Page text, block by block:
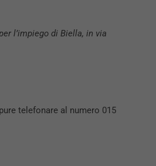
l’impiego di Biella, in via
telefonare al numero 015